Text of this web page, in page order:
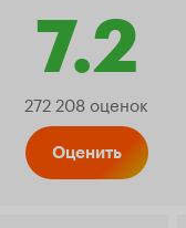
7.2
272 208 оценок
Оценить